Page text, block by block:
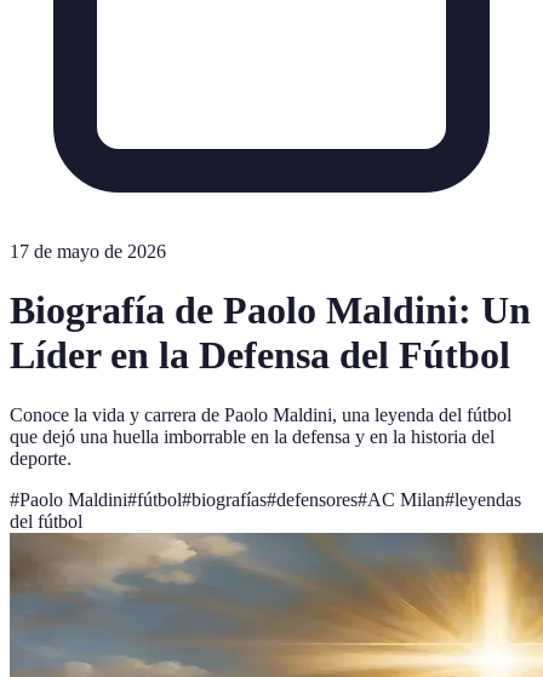
17 de mayo de 2026
Biografía de Paolo Maldini: Un
Líder en la Defensa del Fútbol
Conoce la vida y carrera de Paolo Maldini, una leyenda del fútbol
que dejó una huella imborrable en la defensa y en la historia del
deporte.
#Paolo Maldini#fútbol#biografías#defensores#AC Milan#leyendas
del fútbol